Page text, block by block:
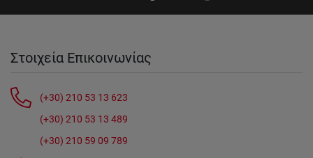
Στοιχεία Επικοινωνίας
(+30) 210 53 13 623
(+30) 210 53 13 489
(+30) 210 59 09 789